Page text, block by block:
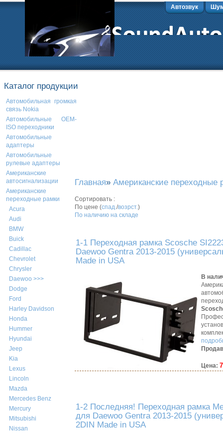
Автозвук
Каталог продукции
Автомобильная громкая
связь Nokia
Автомобильные OEM-
ISO переходники
Автомобильные
адаптеры
Автомобильные
рулевые адаптеры
Американские
автосигнализации
Американские
переходные рамки
Acura
Audi
BMW
Buick
Cadillac
Chevrolet
Chrysler
Daewoo >>>
Dodge
Ford
Harley Davidson
Honda
Hummer
Hyundai
Jeep
Kia
Lexus
Lincoln
Mazda
Mercedes Benz
Mercury
Mitsubishi
Nissan
Главная» Американские переходные
Сортировать :
По цене (спад./возрст.)
По наличию на складе
1-1 Переходная рамка Scosche
Daewoo Gentra 2013-2015
Made in USA
В
Цена:
1-2 Последняя! Переходная рамка
для Daewoo Gentra 2013-2015
2DIN Made in USA